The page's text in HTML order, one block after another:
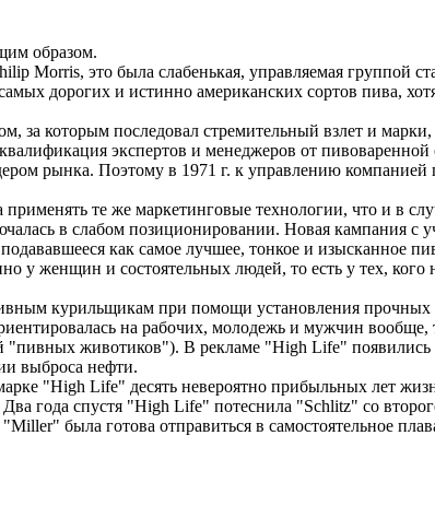
образом.
Morris, это была слабенькая, управляемая группой
дорогих и истинно американских сортов пива,
которым последовал стремительный взлет и
экспертов и менеджеров от пивоваренной
рынка. Поэтому в 1971 г. к управлению компанией
те же маркетинговые технологии, что и в
в слабом позиционировании. Новая кампания с
как самое лучшее, тонкое и изысканное
у женщин и состоятельных людей, то есть у тех,
курильщикам при помощи установления прочных
на рабочих, молодежь и мужчин вообще,
"пивных животиков"). В рекламе "High Life"
выброса нефти.
"High Life" десять невероятно прибыльных лет
года спустя "High Life" потеснила "Schlitz" со
была готова отправиться в самостоятельное